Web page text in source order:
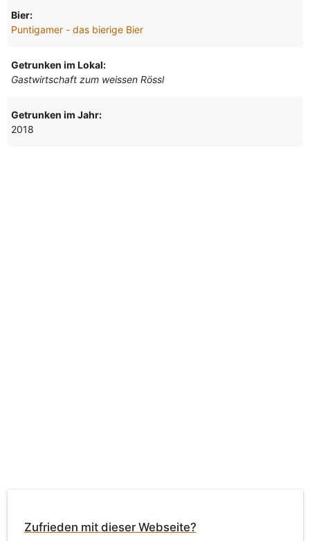
Bier:
Puntigamer - das bierige Bier
Getrunken im Lokal:
Gastwirtschaft zum weissen Rössl
Getrunken im Jahr:
2018
Zufrieden mit dieser Webseite?